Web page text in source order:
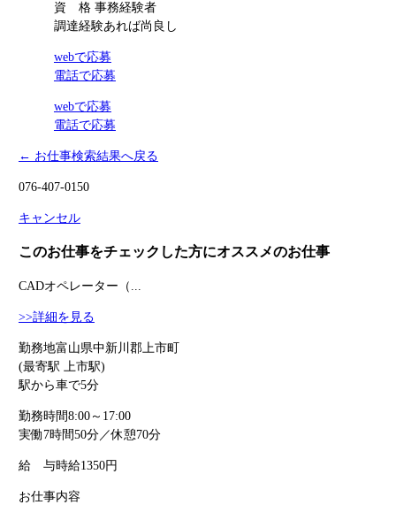
資 格 事務経験者
調達経験あれば尚良し
webで応募
電話で応募
webで応募
電話で応募
← お仕事検索結果へ戻る
076-407-0150
キャンセル
このお仕事をチェックした方にオススメのお仕事
CADオペレーター（...
>>詳細を見る
勤務地富山県中新川郡上市町
(最寄駅 上市駅)
駅から車で5分
勤務時間8:00～17:00
実働7時間50分／休憩70分
給 与時給1350円
お仕事内容